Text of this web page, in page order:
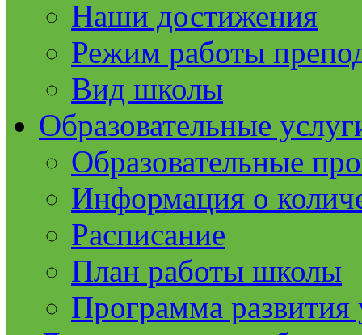
Наши достижения
Режим работы
Вид школы
Образовательные
Образовательные
Информация о
Расписание
План работы школы
Программа